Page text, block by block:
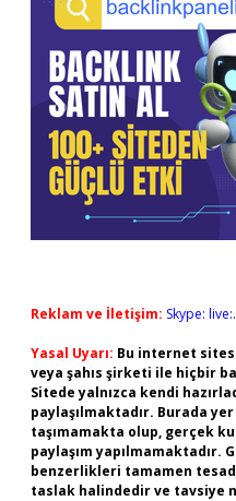
Reklam ve İletişim: Skype:
Yasal Uyarı: Bu internet
veya şahıs şirketi ile hiçbir
Sitede yalnızca kendi
paylaşılmaktadır. Burada
taşımamakta olup, gerçek
paylaşım yapılmamaktadır.
benzerlikleri tamamen
taslak halindedir ve tavsiye